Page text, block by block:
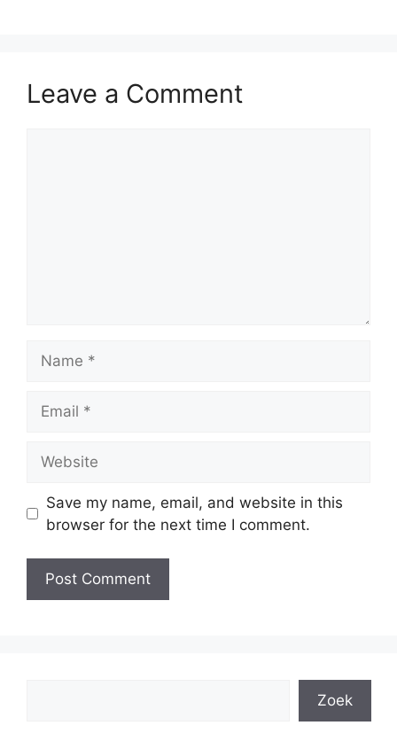
Leave a Comment
Save my name, email, and website in this
browser for the next time I comment.
Zoek